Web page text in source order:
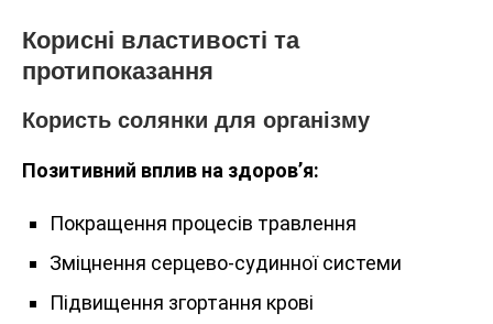
Корисні властивості та
протипоказання
Користь солянки для організму
Позитивний вплив на здоров’я:
Покращення процесів травлення
Зміцнення серцево-судинної системи
Підвищення згортання крові